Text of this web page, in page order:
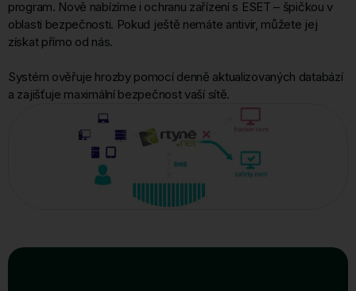
program. Nově nabízíme i ochranu zařízení s ESET – špičkou v
oblasti bezpečnosti. Pokud ještě nemáte antivir, můžete jej
získat přímo od nás.
Systém ověřuje hrozby pomocí denně aktualizovaných databází
a zajišťuje maximální bezpečnost vaší sítě.